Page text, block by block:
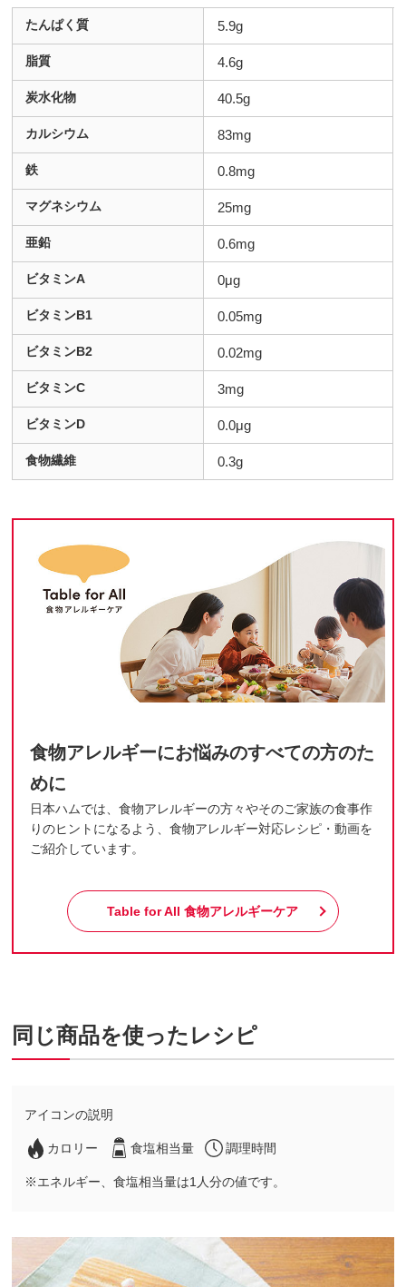
たんぱく質 5.9g
脂質 4.6g
炭水化物 40.5g
カルシウム 83mg
鉄 0.8mg
マグネシウム 25mg
亜鉛 0.6mg
ビタミンA 0μg
ビタミンB1 0.05mg
ビタミンB2 0.02mg
ビタミンC 3mg
ビタミンD 0.0μg
食物繊維 0.3g
食物アレルギーにお悩みのすべての方のた
めに
日本ハムでは、食物アレルギーの方々やそのご家族の食事作
りのヒントになるよう、食物アレルギー対応レシピ・動画を
ご紹介しています。
Table for All食物アレルギーケア
同じ商品を使ったレシピ
アイコンの説明
カロリー 食塩相当量 調理時間
※エネルギー、食塩相当量は1人分の値です。